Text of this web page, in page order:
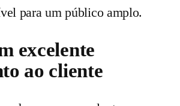
para um público amplo.
excelente
ao cliente